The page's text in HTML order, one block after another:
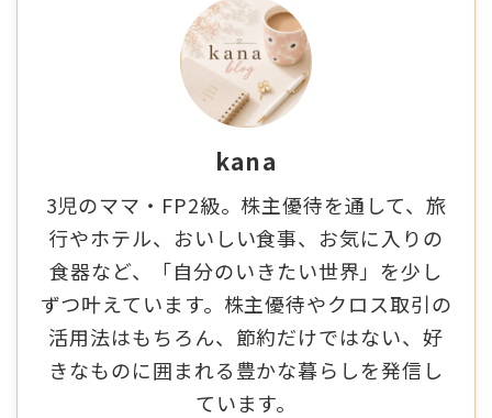
kana
3児のママ・FP2級。株主優待を通して、旅
行やホテル、おいしい食事、お気に入りの
食器など、「自分のいきたい世界」を少し
ずつ叶えています。株主優待やクロス取引の
活用法はもちろん、節約だけではない、好
きなものに囲まれる豊かな暮らしを発信し
ています。